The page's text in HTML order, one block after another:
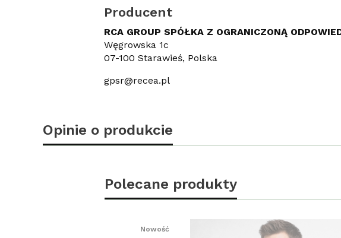
Producent
RCA GROUP SPÓŁKA Z OGRANICZONĄ
Węgrowska 1c
07-100 Starawieś, Polska
gpsr@recea.pl
Opinie o produkcie
Polecane produkty
Nowość